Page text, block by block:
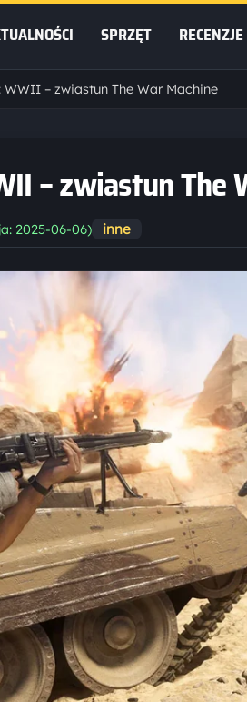
SPRZĘT RECENZJE
WWII – zwiastun The War Machine
– zwiastun The
2025-06-06) inne